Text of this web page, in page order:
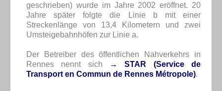
geschrieben) wurde im Jahre 2002 eröffnet. 20
Jahre später folgte die Linie b mit einer
Streckenlänge von 13,4 Kilometern und zwei
Umsteigebahnhöfen zur Linie a.
Der Betreiber des öffentlichen Nahverkehrs in
Rennes nennt sich
→ STAR (Service de
Transport en Commun de Rennes Métropole).